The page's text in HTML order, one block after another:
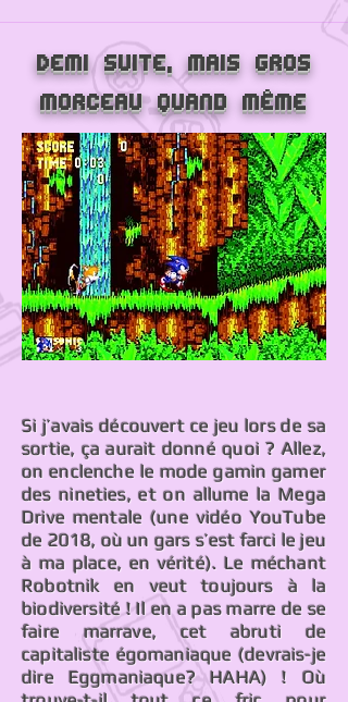
Demi Suite, mais gros
morceau quand même
Si j’avais découvert ce jeu lors de sa
sortie, ça aurait donné quoi ? Allez,
on enclenche le mode gamin gamer
des nineties, et on allume la Mega
Drive mentale (une vidéo YouTube
de 2018, où un gars s’est farci le jeu
à ma place, en vérité). Le méchant
Robotnik en veut toujours à la
biodiversité ! Il en a pas marre de se
faire marrave, cet abruti de
capitaliste égomaniaque (devrais-je
dire Eggmaniaque? HAHA) ! Où